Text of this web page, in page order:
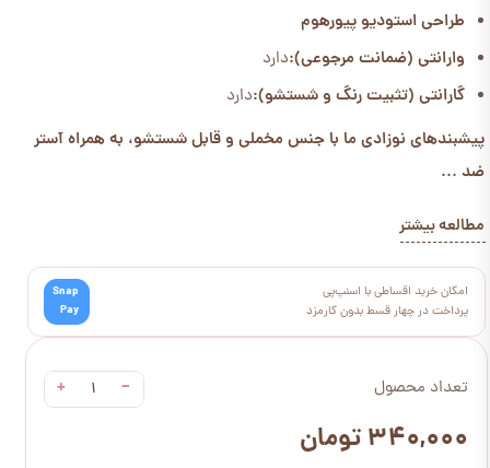
تعداد محصول −
+
۳۴۰,۰۰۰ تومان
طراحی استودیو پیورهوم
وارانتی (ضمانت مرجوعی):دارد
گارانتی (تثبیت رنگ و شستشو):دارد
پیشبندهای نوزادی ما با جنس مخملی و قابل شستشو، به همراه آستر
ضد ...
مطالعه بیشتر
امکان خرید اقساطی با اسنپ‌پی
پرداخت در چهار قسط بدون کارمزد
Snap
Pay